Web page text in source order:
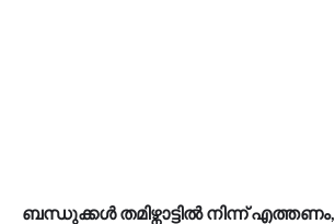
ബന്ധുക്കൾ തമിഴ്നാട്ടിൽ നിന്ന് എത്തണം,